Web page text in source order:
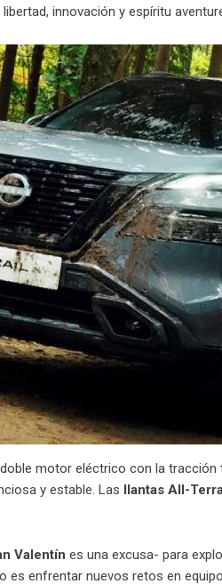
innovación y espíritu
motor eléctrico con la tracción
y estable. Las llantas All-
Valentín es una excusa- para
es enfrentar nuevos retos en